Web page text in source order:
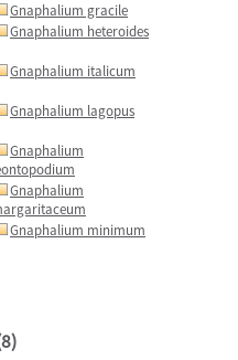
Gnaphalium gracile
Gnaphalium heteroides
Gnaphalium italicum
Gnaphalium lagopus
Gnaphalium
Gnaphalium
Gnaphalium minimum
8)